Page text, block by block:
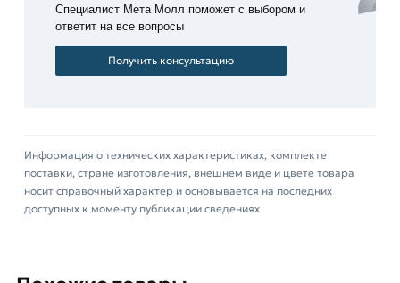
пластмассового изделия.
Это очень важный момент, т.к. при монолитных
работах вертикальная опалубка может
Вы можете купить фиксатор для арматуры
"Звёздочка" в Москве в нашем магазине
«МетаМолл» или заказать их с доставкой.
мышкой
Специалист Мета Молл поможет с выбором и
ответит на все вопросы
Получить консультацию
Информация о технических характеристиках, комплекте
поставки, стране изготовления, внешнем виде и цвете товара
носит справочный характер и основывается на последних
доступных к моменту публикации сведениях